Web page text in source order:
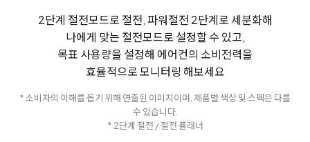
2단계 절전모드로 절전, 파워절전 2단계로 세분화해
나에게 맞는 절전모드로 설정할 수 있고,
목표 사용량을 설정해 에어컨의 소비전력을
효율적으로 모니터링 해보세요
* 소비자의 이해를 돕기 위해 연출된 이미지이며, 제품별 색상 및 스펙은 다를
수 있습니다.
* 2단계 절전 / 절전 플래너